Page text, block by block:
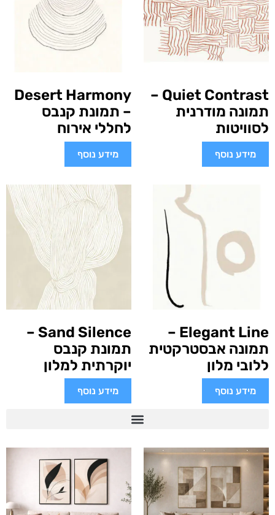
Quiet Contrast –
תמונה מודרנית
לסוויטות
מידע נוסף
Desert Harmony
– תמונת קנבס
לחללי אירוח
מידע נוסף
Elegant Line –
תמונה אבסטרקטית
ללובי מלון
מידע נוסף
Sand Silence –
תמונת קנבס
יוקרתית למלון
מידע נוסף